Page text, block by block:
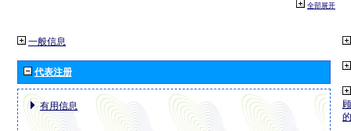
全部展开
一般信息
代表注册
有用信息